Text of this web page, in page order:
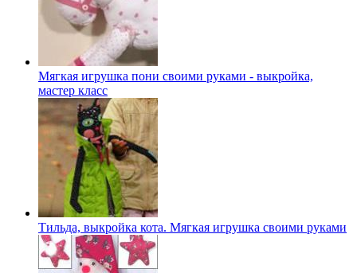
Мягкая игрушка пони своими руками - выкройка,
мастер класс
Тильда, выкройка кота. Мягкая игрушка своими руками